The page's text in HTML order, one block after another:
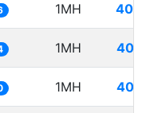
1MH
1MH
1MH